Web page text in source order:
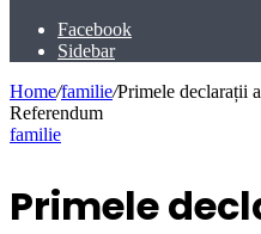
Facebook
Sidebar
Home/familie/Primele declarații
Referendum
familie
Primele